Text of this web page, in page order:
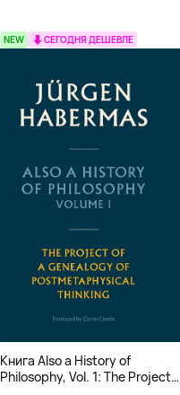
NEW СЕГОДНЯ ДЕШЕВЛЕ
Книга Also a History of
Philosophy, Vol. 1: The Project